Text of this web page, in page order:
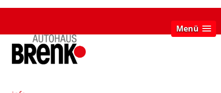
Menü